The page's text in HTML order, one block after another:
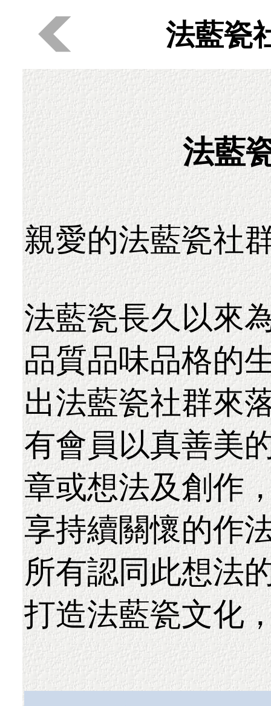
法藍瓷
法藍
親愛的法藍瓷社
法藍瓷長久以來
品質品味品格的
出法藍瓷社群來
有會員以真善美
章或想法及創作
享持續關懷的作
所有認同此想法
打造法藍瓷文化